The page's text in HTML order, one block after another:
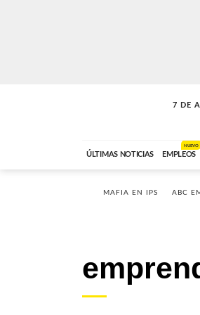
7 DE
A
ÚLTIMAS NOTICIAS EMPLEOS
NUEVO
MAFIA EN IPS ABC